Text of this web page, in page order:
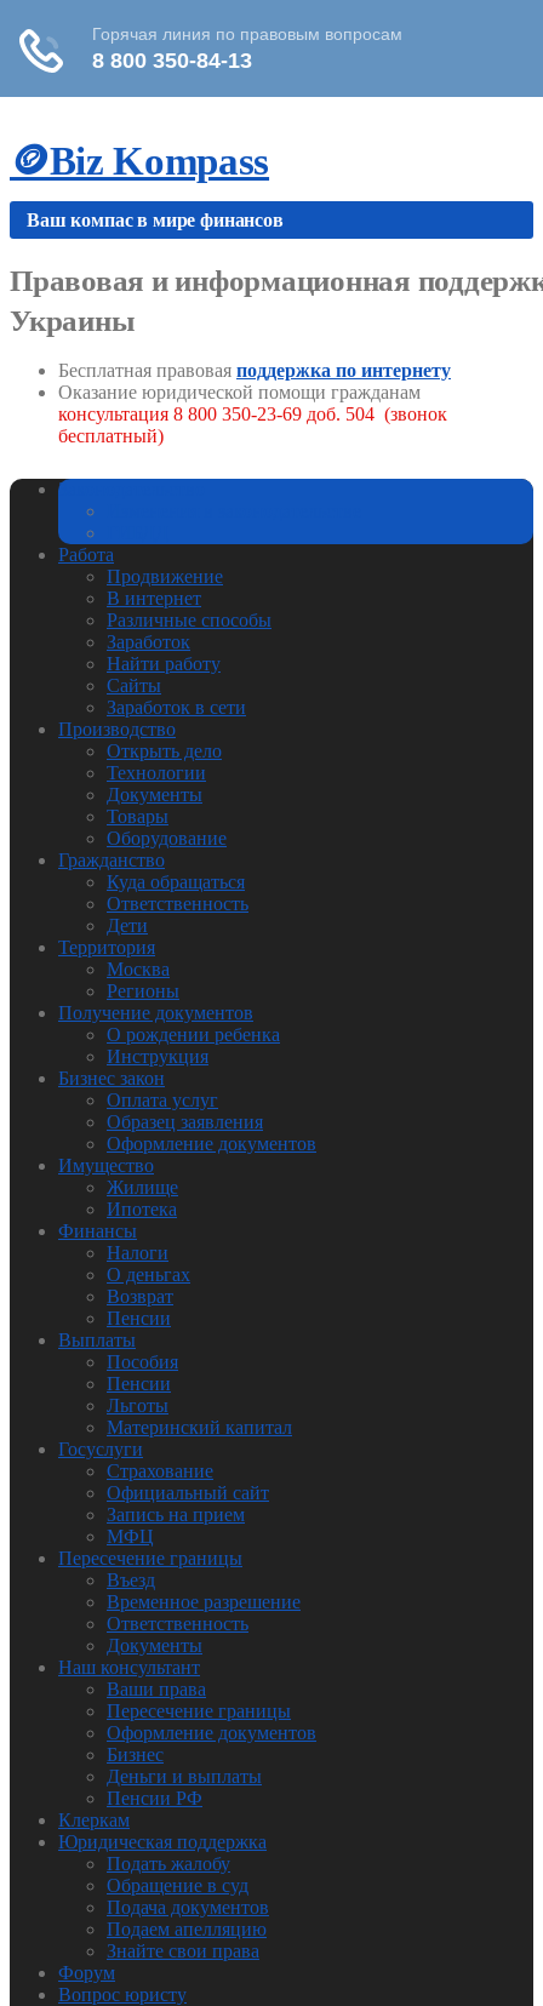
Skip
to
content
🪙Biz Kompass
Ваш компас в мире финансов
Правовая и информационная
Украины
Бесплатная правовая поддержка по интернету
Оказание юридической помощи гражданам
консультация 8 800 350-23-69 доб. 504 (звонок
бесплатный)
Законодательство
Работа
Продвижение
В интернет
Различные способы
Заработок
Найти работу
Сайты
Заработок в сети
Производство
Открыть дело
Технологии
Документы
Товары
Оборудование
Гражданство
Куда обращаться
Ответственность
Дети
Территория
Москва
Регионы
Получение документов
О рождении ребенка
Инструкция
Бизнес закон
Оплата услуг
Образец заявления
Оформление документов
Имущество
Жилище
Ипотека
Финансы
Налоги
О деньгах
Возврат
Пенсии
Выплаты
Пособия
Пенсии
Льготы
Материнский капитал
Госуслуги
Страхование
Официальный сайт
Запись на прием
МФЦ
Пересечение границы
Въезд
Временное разрешение
Ответственность
Документы
Наш консультант
Ваши права
Пересечение границы
Оформление документов
Бизнес
Деньги и выплаты
Пенсии РФ
Клеркам
Юридическая поддержка
Подать жалобу
Обращение в суд
Подача документов
Подаем апелляцию
Знайте свои права
Форум
Вопрос юристу